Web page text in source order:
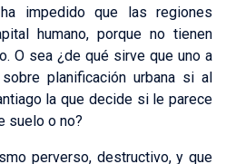
impedido que las regiones
humano, porque no tienen
O sea ¿de qué sirve que uno a
planificación urbana si al
la que decide si le parece
suelo o no?
perverso, destructivo, y que